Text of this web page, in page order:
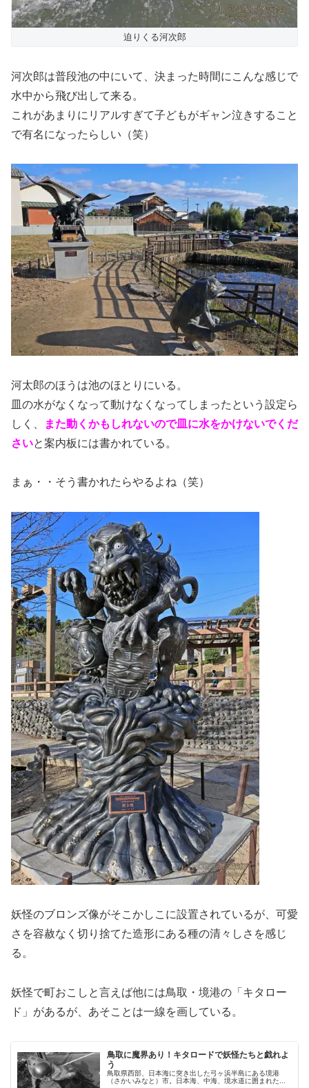
迫りくる河次郎
河次郎は普段池の中にいて、決まった時間にこんな感じで
水中から飛び出して来る。
これがあまりにリアルすぎて子どもがギャン泣きすること
で有名になったらしい（笑）
河太郎のほうは池のほとりにいる。
皿の水がなくなって動けなくなってしまったという設定ら
しく、
また動くかもしれないので皿に水をかけないでくだ
さいと案内板には書かれている。
まぁ・・そう書かれたらやるよね（笑）
妖怪のブロンズ像がそこかしこに設置されているが、可愛
さを容赦なく切り捨てた造形にある種の清々しさを感じ
る。
妖怪で町おこしと言えば他には鳥取・境港の「キタロー
ド」があるが、あそことは一線を画している。
鳥取に魔界あり！キタロードで妖怪たちと戯れよ
う
鳥取県西部、日本海に突き出した弓ヶ浜半島にある境港
（さかいみなと）市。日本海、中海、境水道に囲まれた...